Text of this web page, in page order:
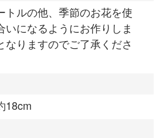
トルの他、季節のお花を使
いになるようにお作りしま
なりますのでご了承くださ
18cm